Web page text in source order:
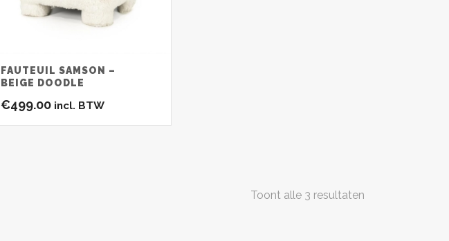
FAUTEUIL SAMSON –
BEIGE DOODLE
€499.00 incl. BTW
Toont alle 3 resultaten